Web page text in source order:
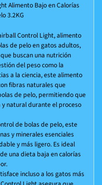
Alimento Bajo en Calorías
3.2KG
Control Light, alimento
de pelo en gatos adultos,
buscan una nutrición
del peso como la
a la ciencia, este alimento
fibras naturales que
de pelo, permitiendo que
natural durante el proceso
de bolas de pelo, este
y minerales esenciales
y más ligero. Es ideal
una dieta baja en calorías
incluso a los gatos más